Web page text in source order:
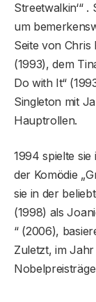
Streetwalkin‘“
um
Seite von Chris
(1993), dem
Do with It“
Singleton mit
Hauptrollen.
1994 spielte sie
der Komödie
sie in der
(1998) als
“ (2006),
Zuletzt, im